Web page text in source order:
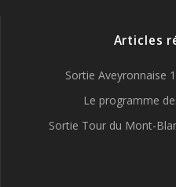
Articles
Sortie Aveyronnaise
Le programme
Sortie Tour du Mont-